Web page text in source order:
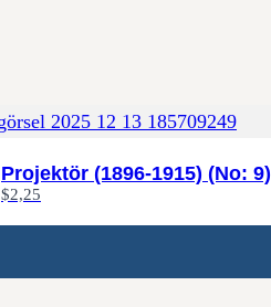
Projektör (1896-1915) (No: 9)
$2,25